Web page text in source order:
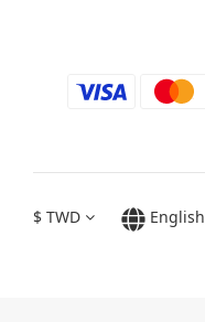
$ TWD English